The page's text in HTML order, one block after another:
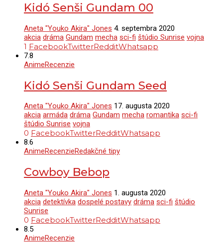
Kidó Senši Gundam 00
Aneta "Youko Akira" Jones 4. septembra 2020
akcia dráma Gundam mecha sci-fi štúdio Sunrise vojna
1 FacebookTwitterRedditWhatsapp
7.8
AnimeRecenzie
Kidó Senši Gundam Seed
Aneta "Youko Akira" Jones 17. augusta 2020
akcia armáda dráma Gundam mecha romantika sci-fi
štúdio Sunrise vojna
0 FacebookTwitterRedditWhatsapp
8.6
AnimeRecenzieRedakčné tipy
Cowboy Bebop
Aneta "Youko Akira" Jones 1. augusta 2020
akcia detektívka dospelé postavy dráma sci-fi štúdio
Sunrise
0 FacebookTwitterRedditWhatsapp
8.5
AnimeRecenzie